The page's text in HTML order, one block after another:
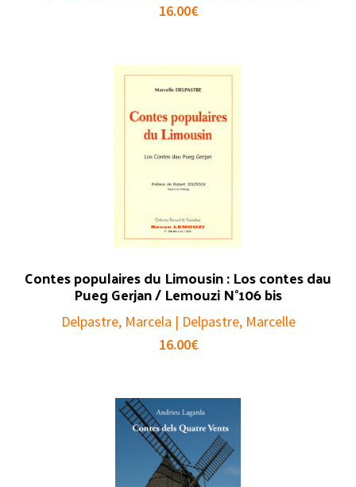
16.00€
Contes populaires du Limousin : Los contes dau
Pueg Gerjan / Lemouzi N°106 bis
Delpastre, Marcela | Delpastre, Marcelle
16.00€